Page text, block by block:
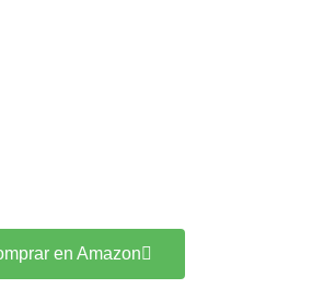
en Amazon